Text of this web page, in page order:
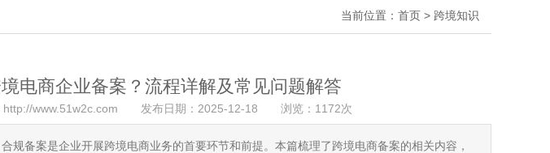
当前位置： 首页 > 跨境知识
电商企业备案？流程详解及常见问题解答
www.51w2c.com 发布日期：2025-12-18 浏览：1172次
规备案是企业开展跨境电商业务的首要环节和前提。本篇梳理了跨境电商备案的相关内容，